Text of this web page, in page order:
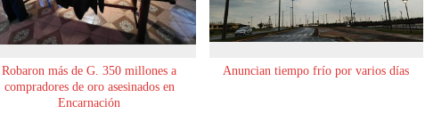
Robaron más de G. 350 millones a
compradores de oro asesinados en
Encarnación
Anuncian tiempo frío por varios días